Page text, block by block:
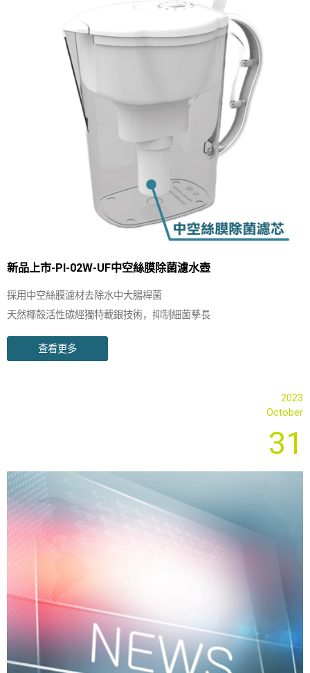
新品上市-PI-02W-UF中空絲膜除菌濾水壺
採用中空絲膜濾材去除水中大腸桿菌
天然椰殼活性碳經獨特載銀技術，抑制細菌孳長
除氯、除殺蟲劑、除化學物質，及三鹵甲烷、除色、除異味
有效去除水中鈣、鎂離子、石灰質；俗稱水垢、茶垢
查看更多
2023
October
31